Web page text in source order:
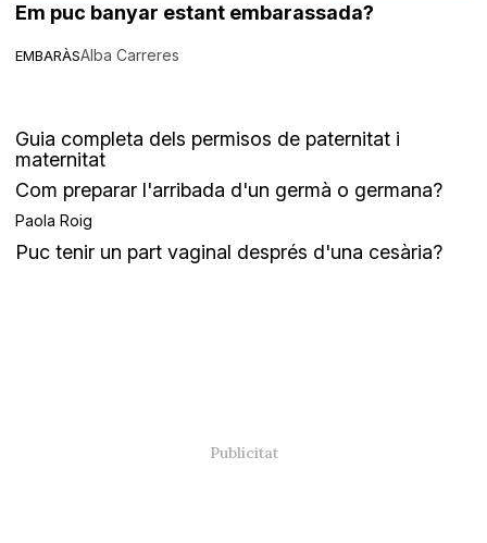
EMBARÀS
Em puc banyar estant embarassada?
Alba Carreres
Guia completa dels permisos de paternitat i
maternitat
Com preparar l'arribada d'un germà o germana?
Paola Roig
Puc tenir un part vaginal després d'una cesària?